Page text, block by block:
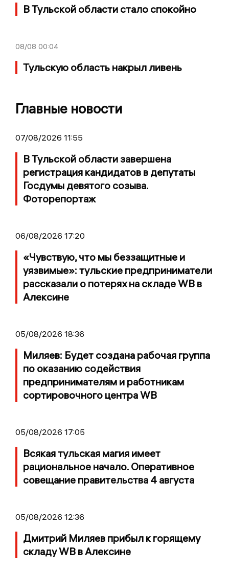
В Тульской области стало спокойно
08/08 00:04
Тульскую область накрыл ливень
Главные новости
07/08/2026 11:55
В Тульской области завершена
регистрация кандидатов в депутаты
Госдумы девятого созыва.
Фоторепортаж
06/08/2026 17:20
«Чувствую, что мы беззащитные и
уязвимые»: тульские предприниматели
рассказали о потерях на складе WB в
Алексине
05/08/2026 18:36
Миляев: Будет создана рабочая группа
по оказанию содействия
предпринимателям и работникам
сортировочного центра WB
05/08/2026 17:05
Всякая тульская магия имеет
рациональное начало. Оперативное
совещание правительства 4 августа
05/08/2026 12:36
Дмитрий Миляев прибыл к горящему
складу WB в Алексине